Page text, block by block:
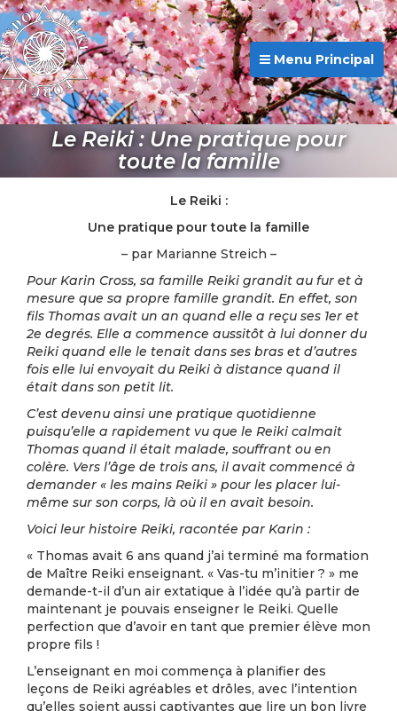
Menu Principal
Le Reiki : Une pratique pour
toute la famille
Le Reiki :
Une pratique pour toute la famille
– par Marianne Streich –
Pour Karin Cross, sa famille Reiki grandit au fur et à
mesure que sa propre famille grandit. En effet, son
fils Thomas avait un an quand elle a reçu ses 1er et
2e degrés. Elle a commence aussitôt à lui donner du
Reiki quand elle le tenait dans ses bras et d’autres
fois elle lui envoyait du Reiki à distance quand il
était dans son petit lit.
C’est devenu ainsi une pratique quotidienne
puisqu’elle a rapidement vu que le Reiki calmait
Thomas quand il était malade, souffrant ou en
colère. Vers l’âge de trois ans, il avait commencé à
demander « les mains Reiki » pour les placer lui-
même sur son corps, là où il en avait besoin.
Voici leur histoire Reiki, racontée par Karin :
« Thomas avait 6 ans quand j’ai terminé ma formation
de Maître Reiki enseignant. « Vas-tu m’initier ? » me
demande-t-il d’un air extatique à l’idée qu’à partir de
maintenant je pouvais enseigner le Reiki. Quelle
perfection que d’avoir en tant que premier élève mon
propre fils !
L’enseignant en moi commença à planifier des
leçons de Reiki agréables et drôles, avec l’intention
qu’elles soient aussi captivantes que lire un bon livre